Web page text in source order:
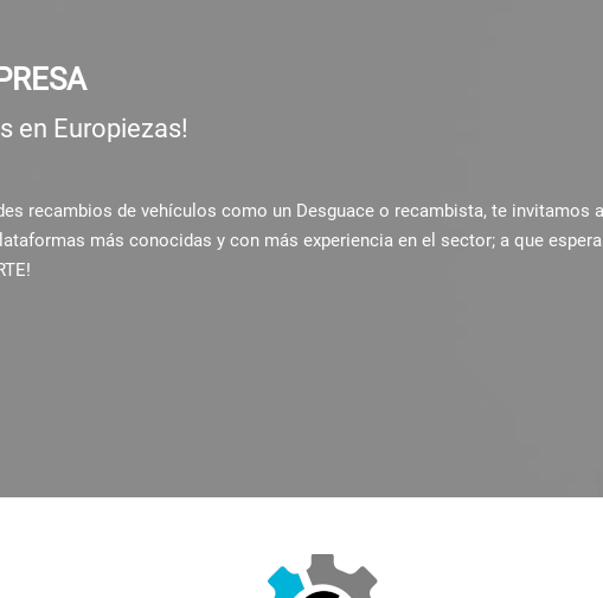
en Europiezas!
recambios de vehículos como un Desguace o recambista, te invitamos a
más conocidas y con más experiencia en el sector; a que